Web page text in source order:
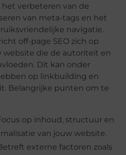
verbeteren van de
van meta-tags en het
navigatie.
off-page SEO zich op
die de autoriteit en
Dit kan onder
op linkbuilding en
Belangrijke punten om te
op inhoud, structuur en
van jouw website.
externe factoren zoals